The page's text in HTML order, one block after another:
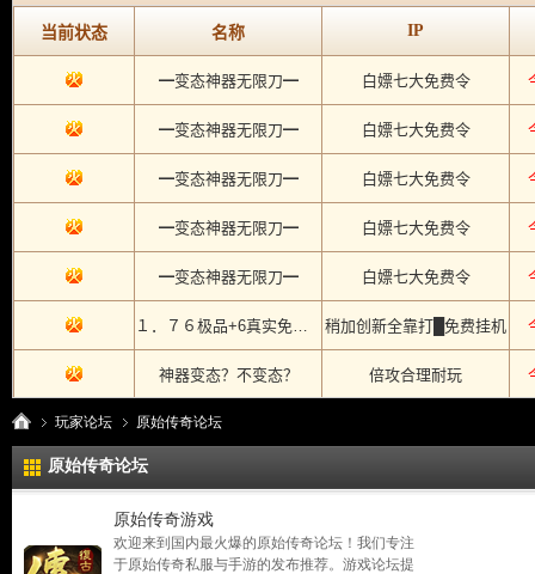
玩家论坛
›
原始传奇论坛
原始传奇论坛
原始传奇游戏
欢迎来到国内最火爆的原始传奇论坛！我们专注
于原始传奇私服与手游的发布推荐。游戏论坛提